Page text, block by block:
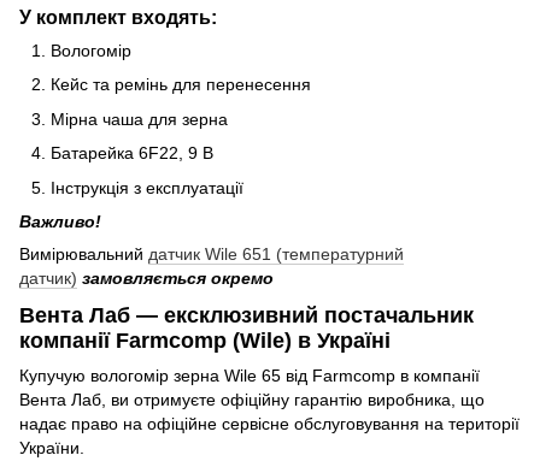
У комплект входять:
Вологомір
Кейс та ремінь для перенесення
Мірна чаша для зерна
Батарейка 6F22, 9 В
Інструкція з експлуатації
Важливо!
Вимірювальний датчик Wile 651 (температурний
датчик) замовляється окремо
Вента Лаб — ексклюзивний постачальник
компанії Farmcomp (Wile) в Україні
Купучую вологомір зерна Wile 65 від Farmcomp в компанії
Вента Лаб, ви отримуєте офіційну гарантію виробника, що
надає право на офіційне сервісне обслуговування на території
України.